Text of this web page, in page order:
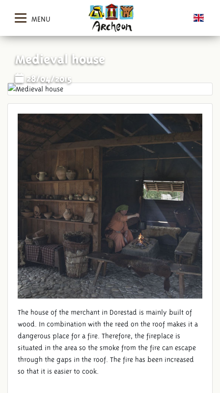
MENU
Medieval house
28/04/2015
The house of the merchant in Dorestad is mainly built of
wood. In combination with the reed on the roof makes it a
dangerous place for a fire. Therefore, the fireplace is
situated in the area so the smoke from the fire can escape
through the gaps in the roof. The fire has been increased
so that it is easier to cook.